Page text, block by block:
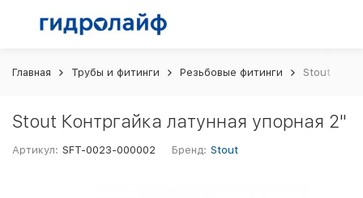
Главная Трубы и фитинги Резьбовые фитинги Stout
Stout Контргайка латунная упорная 2"
Артикул: SFT-0023-000002 Бренд: Stout